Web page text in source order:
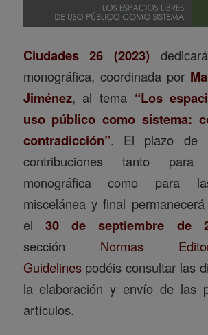
Ciudades 26 (2023)
monográfica, coordinada por
Jiménez, al tema “Los
uso público como sistema:
contradicción”. El plazo de
contribuciones tanto
monográfica como para
miscelánea y final
el 30 de septiembre de
sección Normas
Guidelinespodéis consultar las
la elaboración y envío de las
artículos.